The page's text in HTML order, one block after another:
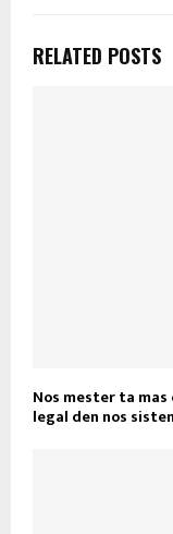
RELATED POSTS
Nos mester ta
legal den nos